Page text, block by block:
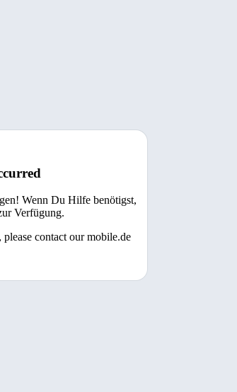
Wenn Du Hilfe benötigst,
Verfügung.
contact our mobile.de